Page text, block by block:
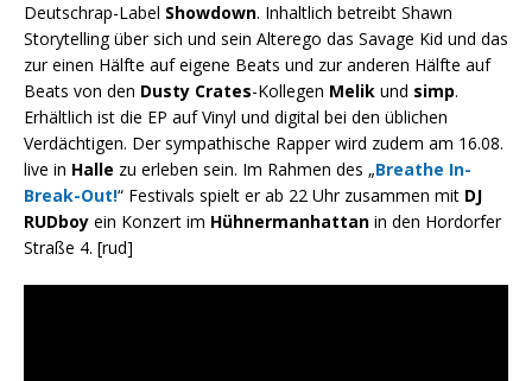
Deutschrap-Label Showdown. Inhaltlich betreibt Shawn
Storytelling über sich und sein Alterego das Savage Kid und das
zur einen Hälfte auf eigene Beats und zur anderen Hälfte auf
Beats von den Dusty Crates-Kollegen Melik und simp.
Erhältlich ist die EP auf Vinyl und digital bei den üblichen
Verdächtigen. Der sympathische Rapper wird zudem am 16.08.
live in Halle zu erleben sein. Im Rahmen des „Breathe In-
Break-Out!“ Festivals spielt er ab 22 Uhr zusammen mit DJ
RUDboy ein Konzert im Hühnermanhattan in den Hordorfer
Straße 4. [rud]